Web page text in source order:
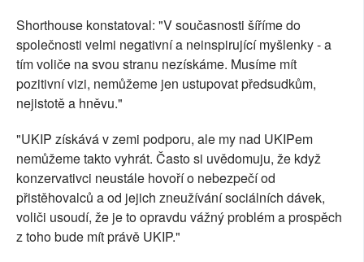
Shorthouse konstatoval: "V současnosti šíříme do
společnosti velmi negativní a neinspirující myšlenky - a
tím voliče na svou stranu nezískáme. Musíme mít
pozitivní vizi, nemůžeme jen ustupovat předsudkům,
nejistotě a hněvu."
"UKIP získává v zemi podporu, ale my nad UKIPem
nemůžeme takto vyhrát. Často si uvědomuju, že když
konzervativci neustále hovoří o nebezpečí od
přistěhovalců a od jejich zneužívání sociálních dávek,
voliči usoudí, že je to opravdu vážný problém a prospěch
z toho bude mít právě UKIP."